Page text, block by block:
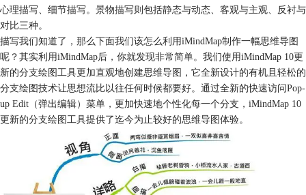
心理描写、细节描写。景物描写则包括静态与动态、客观与主观、反衬与
对比三种。
描写我们知道了，那么下面我们该怎么利用iMindMap制作一幅思维导图
呢？其实利用iMindMap后，你就发现非常简单。我们使用iMindMap 10更
新的分支绘图工具更加直观地创建思维导图，它全新设计的有机且轻松的
分支绘图技术让思想流比以往任何时候都要好。通过全新的快速访问Pop-
up Edit（弹出编辑）菜单，更加快速地个性化每一个分支，iMindMap 10
更新的分支绘图工具提供了迄今为止较好的思维导图体验。